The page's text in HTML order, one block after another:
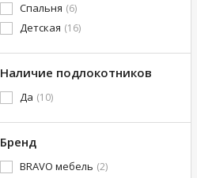
Спальня (6)
Детская (16)
Наличие подлокотников
Да (10)
Бренд
BRAVO мебель (2)